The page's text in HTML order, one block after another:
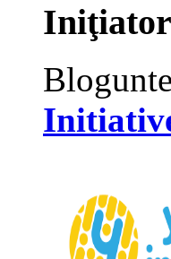
Iniţiator